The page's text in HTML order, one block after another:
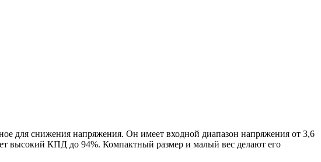
для снижения напряжения. Он имеет входной диапазон напряжения от 3,6
высокий КПД до 94%. Компактный размер и малый вес делают его